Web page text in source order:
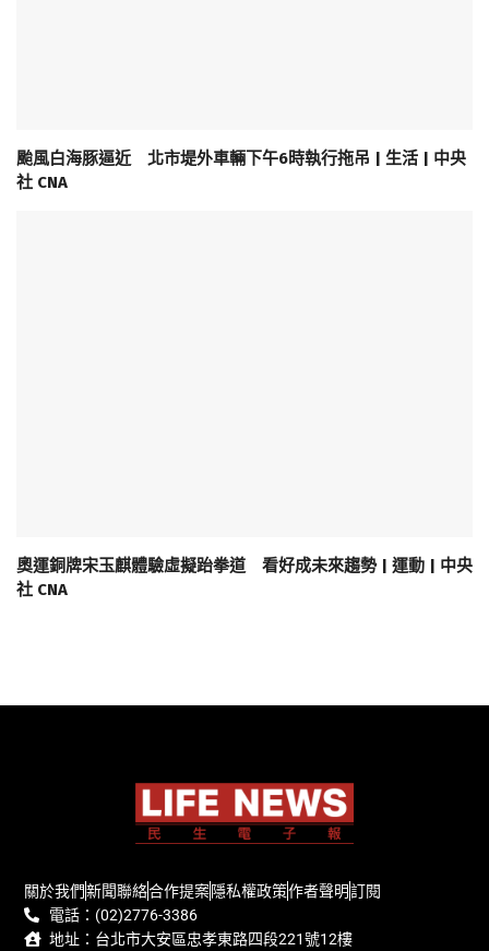
颱風白海豚逼近 北市堤外車輛下午6時執行拖吊 | 生活 | 中央
社 CNA
奧運銅牌宋玉麒體驗虛擬跆拳道 看好成未來趨勢 | 運動 | 中央
社 CNA
關於我們新聞聯絡合作提案隱私權政策作者聲明訂閱
電話：(02)2776-3386
地址：台北市大安區忠孝東路四段221號12樓